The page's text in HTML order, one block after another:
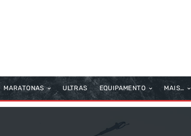
MARATONAS ULTRAS EQUIPAMENTO MAIS…